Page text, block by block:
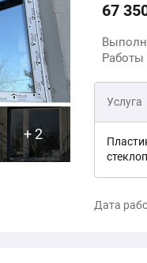
+ 2
67
Услуга
Дата